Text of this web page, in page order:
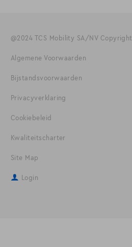
@2024 TCS Mobility SA/NV Copyright
Algemene Voorwaarden
Bijstandsvoorwaarden
Privacyverklaring
Cookiebeleid
Kwaliteitscharter
Site Map
Login